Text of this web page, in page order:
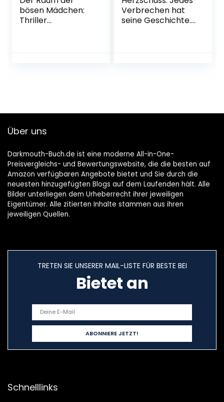
bösen Mädchen:
Thriller
Verbrechen hat
seine Geschichte.
Über uns
Darkmouth-Buch.de ist eine moderne All-in-One-
Preisvergleichs- und Bewertungswebsite, die die besten auf
Amazon verfügbaren Angebote bietet und Sie durch die
neuesten hinzugefügten Blogs auf dem Laufenden hält. Alle
Bilder unterliegen dem Urheberrecht ihrer jeweiligen
Eigentümer. Alle zitierten Inhalte stammen aus ihren
jeweiligen Quellen.
TRETEN SIE UNSERER MAIL-LISTE FÜR BESTE BEI
Bietet an
Schnelllinks